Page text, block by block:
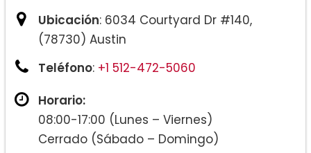
Ubicación: 6034 Courtyard Dr #140,
(78730) Austin
Teléfono: +1 512-472-5060
Horario:
08:00-17:00 (Lunes – Viernes)
Cerrado (Sábado – Domingo)